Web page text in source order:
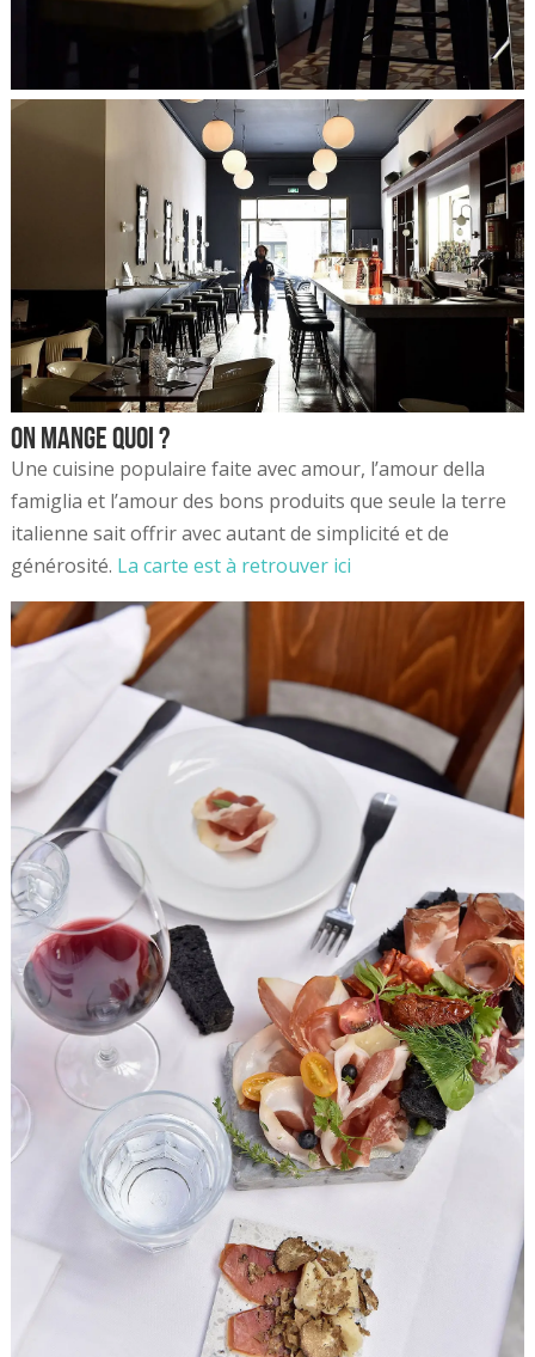
On mange quoi ?
Une cuisine populaire faite avec amour, l’amour della
famiglia et l’amour des bons produits que seule la terre
italienne sait offrir avec autant de simplicité et de
générosité. La carte est à retrouver ici